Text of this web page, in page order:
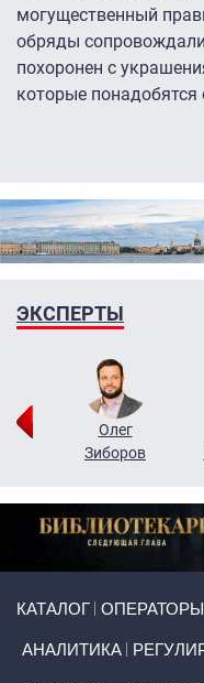
могущественный
обряды
похоронен с
которые
ЭКСПЕРТЫ
Олег
Зиборов
КАТАЛОГ ОПЕРАТОРЫ
АНАЛИТИКА